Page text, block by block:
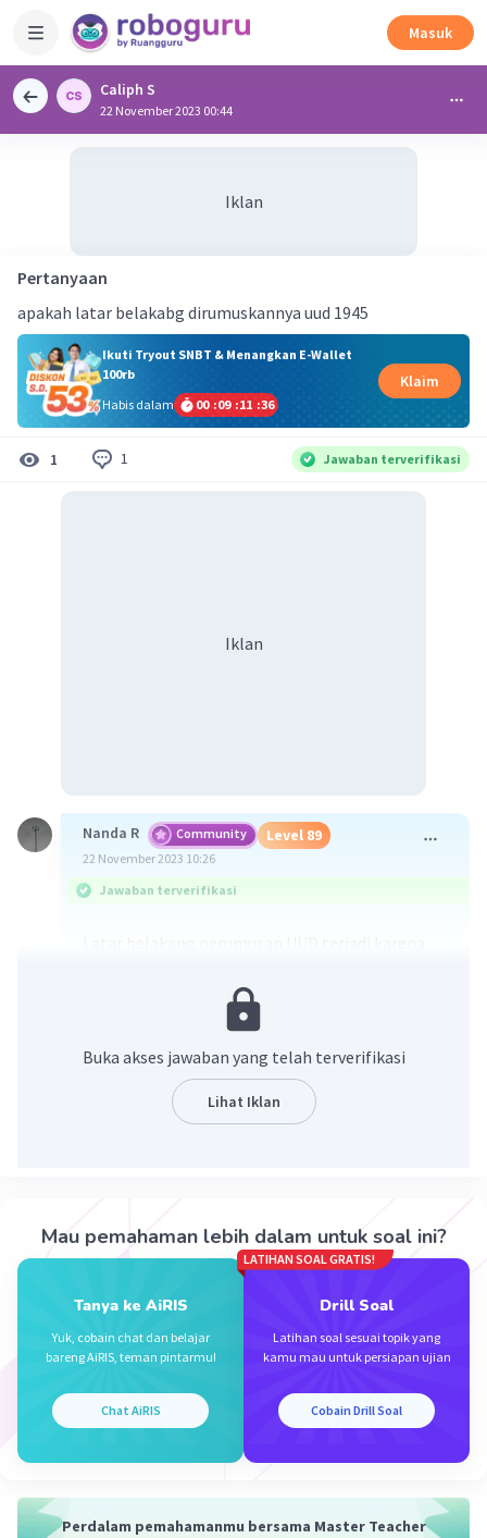
Masuk
Caliph S
22 November 2023 00:44
Iklan
Pertanyaan
apakah latar belakabg dirumuskannya uud 1945
Ikuti Tryout SNBT & Menangkan E-Wallet
100rb
Habis dalam
00 :09 :11 :36
Klaim
1 1 Jawaban terverifikasi
Iklan
Nanda R Community Level 89
22 November 2023 10:26
Jawaban terverifikasi
Beri Rating
Iklan
Buka akses jawaban yang telah terverifikasi
Lihat Iklan
Mau pemahaman lebih dalam untuk soal ini?
Tanya ke AiRIS
Yuk, cobain chat dan belajar
bareng AiRIS, teman pintarmu!
Chat AiRIS
LATIHAN SOAL GRATIS!
Drill Soal
Latihan soal sesuai topik yang
kamu mau untuk persiapan ujian
Cobain Drill Soal
Perdalam pemahamanmu bersama Master Teacher